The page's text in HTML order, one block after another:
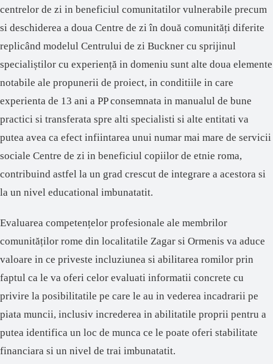
centrelor de zi in beneficiul comunitatilor vulnerabile precum
si deschiderea a doua Centre de zi în două comunități diferite
replicând modelul Centrului de zi Buckner cu sprijinul
specialiștilor cu experiență in domeniu sunt alte doua elemente
notabile ale propunerii de proiect, in conditiile in care
experienta de 13 ani a PP consemnata in manualul de bune
practici si transferata spre alti specialisti si alte entitati va
putea avea ca efect infiintarea unui numar mai mare de servicii
sociale Centre de zi in beneficiul copiilor de etnie roma,
contribuind astfel la un grad crescut de integrare a acestora si
la un nivel educational imbunatatit.
Evaluarea competențelor profesionale ale membrilor
comunităților rome din localitatile Zagar si Ormenis va aduce
valoare in ce priveste incluziunea si abilitarea romilor prin
faptul ca le va oferi celor evaluati informatii concrete cu
privire la posibilitatile pe care le au in vederea incadrarii pe
piata muncii, inclusiv increderea in abilitatile proprii pentru a
putea identifica un loc de munca ce le poate oferi stabilitate
financiara si un nivel de trai imbunatatit.